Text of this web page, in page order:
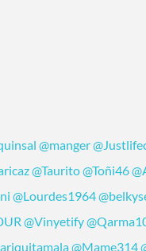
@manger
@Taurito@Toñi46
@Lourdes1964
@Vinyetify
@Mame314